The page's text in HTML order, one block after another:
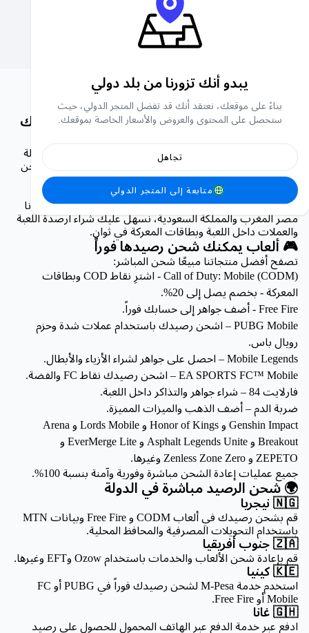
Stars
⚡ شحن رصيد الألعاب مباشرةً – أعد شحن ألعابك
هل تبحث عن طريقة سريعة وآمنة لشحن رصيد ألعابك المفضلة
في جميع أنحاء أفريقيا والشرق الأوسط؟ ترحيب في قسم الشحن
المباشر في متجر Carry1st - وجهتك الأولى لإعادة شحن رصيد
الألعاب الشهيرة فوراً دون الحاجة إلى بطاقة ائتمان.
بفضل طرق الدفع المحلية في نيجريا وجنوب إفريقيا وكينيا وغانا
مصر المغرب والمملكة السعودية، نسهل عليك شراء أرصدة اللعبة
والعملات داخل اللعبة وبطاقات المعركة في ثوانٍ.
🎮 ألعاب يمكنك شحن رصيدها فوراً
تصفح أفضل منتجاتنا مبيعًا شحن المباشر:
Call of Duty: Mobile (CODM) - اشترِ نقاط COD وبطاقات
المعركة - بخصم يصل إلى 20%.
Free Fire - أضف جواهر إلى حسابك فوراً.
PUBG Mobile – اشحن رصيدك باستخدام عملات شدة وحزم
رويال باس.
Mobile Legends – احصل على جواهر لشراء الأزياء والأبطال.
EA SPORTS FC™ Mobile – اشحن رصيدك نقاط FC والفضة.
فارلايت 84 – شراء جواهر والتذاكر داخل اللعبة.
ضربة الدم – أضف الذهب والميزات المميزة.
Genshin Impact و Honor of Kings و Lords Mobile و Arena
Breakout و Asphalt Legends Unite و EverMerge Lite و
ZEPETO و Zenless Zone Zero وغيرها.
جميع عمليات إعادة الشحن مباشرة وفورية وآمنة بنسبة 100%.
🌍 شحن الرصيد مباشرة في الدولة
🇳🇬 نيجريا
قم بشحن رصيدك في ألعاب CODM و Free Fire وبيانات MTN
باستخدام التحويلات المصرفية والمحافظ المحلية.
🇿🇦 جنوب أفريقيا
قم بإعادة شحن الألعاب والخدمات باستخدام Ozow وEFT وغيرها.
🇰🇪 كينيا
استخدم خدمة M-Pesa لشحن رصيدك فوراً في PUBG أو FC
Mobile أو Free Fire.
🇬🇭 غانا
ادفع عبر خدمة الدفع عبر الهاتف المحمول للحصول على رصيد
يبدو أنك تزورنا من بلد دولي
بناءً على موقعك، نعتقد أنك قد تفضل المتجر الدولي، حيث
ستحصل على المحتوى والعروض والأسعار الخاصة بموقعك.
تجاهل
متابعة إلى المتجر الدولي